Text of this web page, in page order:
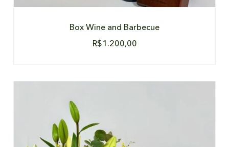
Box Wine and Barbecue
R$1.200,00